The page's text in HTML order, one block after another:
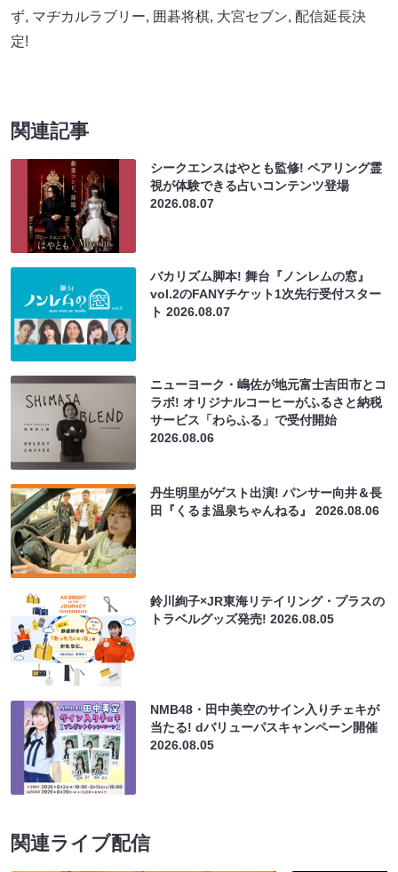
ず, マヂカルラブリー, 囲碁将棋, 大宮セブン, 配信延長決
定!
関連記事
シークエンスはやとも監修! ペアリング霊
視が体験できる占いコンテンツ登場
2026.08.07
バカリズム脚本! 舞台『ノンレムの窓』
vol.2のFANYチケット1次先行受付スター
ト2026.08.07
ニューヨーク・嶋佐が地元富士吉田市とコ
ラボ! オリジナルコーヒーがふるさと納税
サービス「わらふる」で受付開始
2026.08.06
丹生明里がゲスト出演! パンサー向井＆長
田『くるま温泉ちゃんねる』2026.08.06
鈴川絢子×JR東海リテイリング・プラスの
トラベルグッズ発売!2026.08.05
NMB48・田中美空のサイン入りチェキが
当たる! dバリューパスキャンペーン開催
2026.08.05
関連ライブ配信